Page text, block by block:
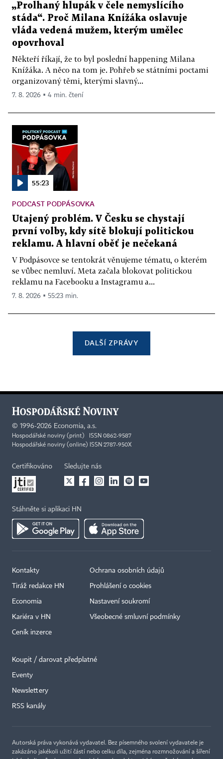
„Prolhaný hlupák v čele nemyslícího
stáda“. Proč Milana Knížáka oslavuje
vláda vedená mužem, kterým umělec
opovrhoval
Někteří říkají, že to byl poslední happening Milana
Knížáka. A něco na tom je. Pohřeb se státními poctami
organizovaný těmi, kterými slavný...
7. 8. 2026 ▪ 4 min. čtení
55:23
PODCAST PODPÁSOVKA
Utajený problém. V Česku se chystají
první volby, kdy sítě blokují politickou
reklamu. A hlavní oběť je nečekaná
V Podpásovce se tentokrát věnujeme tématu, o kterém
se vůbec nemluví. Meta začala blokovat politickou
reklamu na Facebooku a Instagramu a...
7. 8. 2026 ▪ 55:23 min.
DALŠÍ ZPRÁVY
© 1996-2026 Economia, a.s.
Hospodářské noviny (print) ISSN 0862-9587
Hospodářské noviny (online) ISSN 2787-950X
Certifikováno Sledujte nás
Stáhněte si aplikaci HN
Kontakty
Tiráž redakce HN
Economia
Kariéra v HN
Ceník inzerce
Ochrana osobních údajů
Prohlášení o cookies
Nastavení soukromí
Všeobecné smluvní podmínky
Koupit / darovat předplatné
Eventy
Newslettery
RSS kanály
Autorská práva vykonává vydavatel. Bez písemného svolení vydavatele je
zakázáno jakékoli užití částí nebo celku díla, zejména rozmnožování a šíření